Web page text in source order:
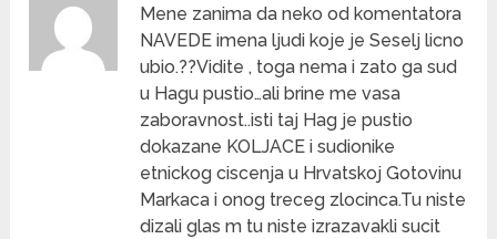
Mene zanima da neko od komentatora
NAVEDE imena ljudi koje je Seselj licno
ubio.??Vidite , toga nema i zato ga sud
u Hagu pustio…ali brine me vasa
zaboravnost..isti taj Hag je pustio
dokazane KOLJACE i sudionike
etnickog ciscenja u Hrvatskoj Gotovinu
Markaca i onog treceg zlocinca.Tu niste
dizali glas m tu niste izrazavakli sucit